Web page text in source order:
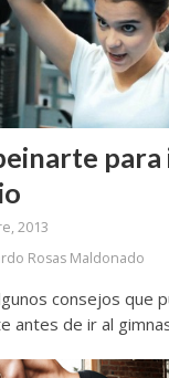
para
2013
Rosas Maldonado
consejos que
antes de ir al